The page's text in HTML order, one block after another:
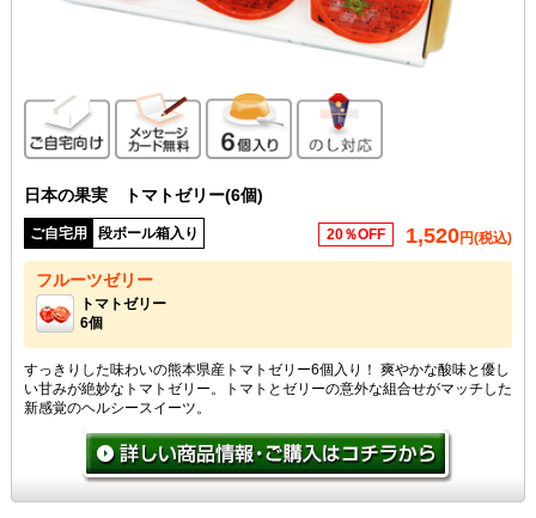
ご自宅向けメッセージカード無料
6個入り のし対応
日本の果実 トマトゼリー(6個)
ご自宅用 段ボール箱入り 20％OFF 1,520円(税込)
フルーツゼリー
トマトゼリー
6個
すっきりした味わいの熊本県産トマトゼリー6個入り！ 爽やかな酸味と優し
い甘みが絶妙なトマトゼリー。トマトとゼリーの意外な組合せがマッチした
新感覚のヘルシースイーツ。